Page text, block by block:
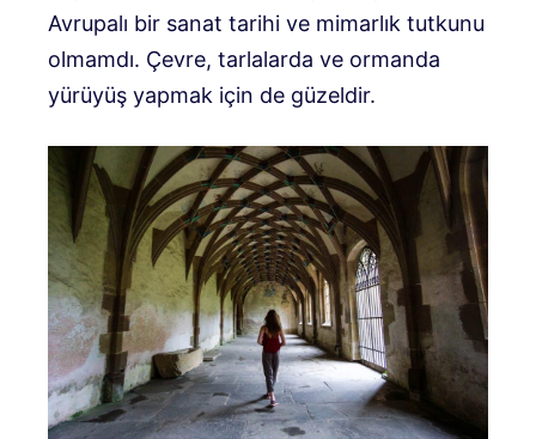
Avrupalı ​​bir sanat tarihi ve mimarlık tutkunu
olmamdı. Çevre, tarlalarda ve ormanda
yürüyüş yapmak için de güzeldir.